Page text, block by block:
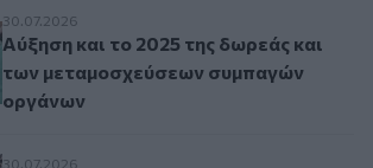
Αύξηση και το 2025 της δωρεάς και των
30.07.2026
Αύξηση και το 2025 της δωρεάς και
των μεταμοσχεύσεων συμπαγών
οργάνων
30.07.2026